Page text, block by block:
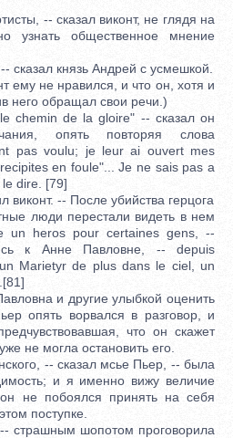
-- сказал виконт, не глядя на
узнать общественное мнение
князь Андрей с усмешкой.
не нравился, и что он, хотя и
него обращал свои речи.)
de la gloire" -- сказал он
опять повторяя слова
pas voulu; je leur ai ouvert mes
en foule"... Je ne sais pas a
dire. [79]
-- После убийства герцога
люди перестали видеть в нем
un heros pour certaines gens, --
к Анне Павловне, -- depuis
Marietyr de plus dans le ciel, un
и другие улыбкой оценить
опять ворвался в разговор, и
что он скажет
не могла остановить его.
-- сказал мсье Пьер, -- была
и я именно вижу величие
не побоялся принять на себя
поступке.
шопотом проговорила